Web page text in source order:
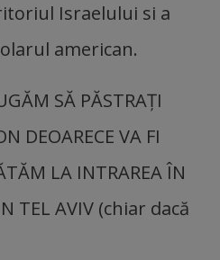
Israelului si a
american.
SĂ PĂSTRAŢI
DEOARECE VA FI
LA INTRAREA ÎN
TEL AVIV (chiar dacă